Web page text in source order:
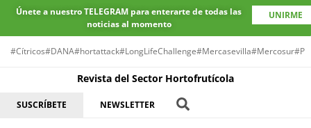
Únete a nuestro TELEGRAM para enterarte de todas las
noticias al momento
UNIRME
#Cítricos#DANA#hortattack#LongLifeChallenge#Mercasevilla#Mercosur
Revista del Sector Hortofrutícola
SUSCRÍBETE NEWSLETTER